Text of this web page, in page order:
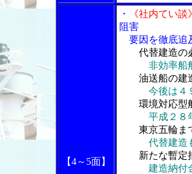
【4～5面】
・
《社内てい談
阻害
要因を徹底追
代替建造の
非効率船
油送船の建
今後は４９
環境対応型
平成２８年
東京五輪ま
代替建造も
新たな暫定
建造納付金